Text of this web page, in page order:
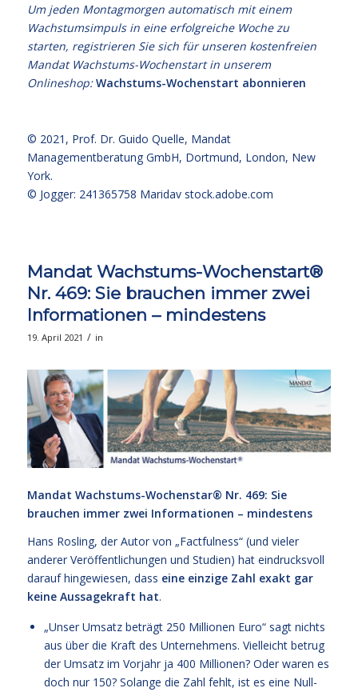
Um jeden Montagmorgen automatisch mit einem
Wachstumsimpuls in eine erfolgreiche Woche zu
starten, registrieren Sie sich für unseren kostenfreien
Mandat Wachstums-Wochenstart in unserem
Onlineshop:Wachstums-Wochenstart abonnieren
© 2021, Prof. Dr. Guido Quelle, Mandat
Managementberatung GmbH, Dortmund, London, New
York.
© Jogger: 241365758 Maridav stock.adobe.com
Mandat Wachstums-Wochenstart®
Nr. 469: Sie brauchen immer zwei
Informationen – mindestens
19. April 2021 / in
Mandat Wachstums-Wochenstar® Nr. 469: Sie
brauchen immer zwei Informationen – mindestens
Hans Rosling, der Autor von „Factfulness“ (und vieler
anderer Veröffentlichungen und Studien) hat eindrucksvoll
darauf hingewiesen, dass eine einzige Zahl exakt gar
keine Aussagekraft hat.
„Unser Umsatz beträgt 250 Millionen Euro“ sagt nichts
aus über die Kraft des Unternehmens. Vielleicht betrug
der Umsatz im Vorjahr ja 400 Millionen? Oder waren es
doch nur 150? Solange die Zahl fehlt, ist es eine Null-